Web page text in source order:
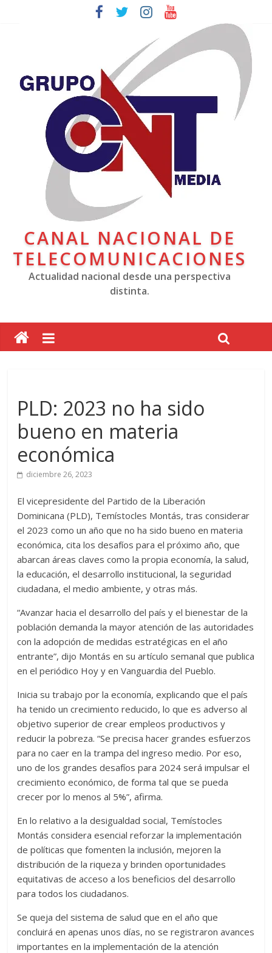
CANAL NACIONAL DE
TELECOMUNICACIONES
Actualidad nacional desde una perspectiva
distinta.
PLD: 2023 no ha sido
bueno en materia
económica
diciembre 26, 2023
El vicepresidente del Partido de la Liberación
Dominicana (PLD), Temístocles Montás, tras considerar
el 2023 como un año que no ha sido bueno en materia
económica, cita los desafíos para el próximo año, que
abarcan áreas claves como la propia economía, la salud,
la educación, el desarrollo institucional, la seguridad
ciudadana, el medio ambiente, y otras más.
“Avanzar hacia el desarrollo del país y el bienestar de la
población demanda la mayor atención de las autoridades
con la adopción de medidas estratégicas en el año
entrante”, dijo Montás en su artículo semanal que publica
en el periódico Hoy y en Vanguardia del Pueblo.
Inicia su trabajo por la economía, explicando que el país
ha tenido un crecimiento reducido, lo que es adverso al
objetivo superior de crear empleos productivos y
reducir la pobreza. “Se precisa hacer grandes esfuerzos
para no caer en la trampa del ingreso medio. Por eso,
uno de los grandes desafíos para 2024 será impulsar el
crecimiento económico, de forma tal que se pueda
crecer por lo menos al 5%”, afirma.
En lo relativo a la desigualdad social, Temístocles
Montás considera esencial reforzar la implementación
de políticas que fomenten la inclusión, mejoren la
distribución de la riqueza y brinden oportunidades
equitativas de acceso a los beneficios del desarrollo
para todos los ciudadanos.
Se queja del sistema de salud que en el año que
concluirá en apenas unos días, no se registraron avances
importantes en la implementación de la atención